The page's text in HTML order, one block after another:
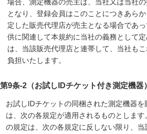
場合、測定機器の売主は、当社又は当社
となり、登録会員はこのことにつきあら
定した販売代理店が売主となる場合であ
供に関連して本規約に当社の義務として
は、当該販売代理店と連帯して、当社も
負担いたします。
第9条-2（お試しIDチケット付き測定機器）
お試しIDチケットの同梱された測定機器を
は、次の各規定が適用されるものとしま
の規定は、次の各規定に反しない限り、当